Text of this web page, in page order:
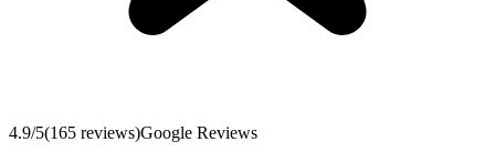
4.9/5(165 reviews)Google Reviews